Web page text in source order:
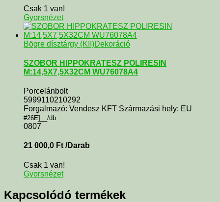
Csak 1 van!
Gyorsnézet
Bögre dísztárgy (KII)Dekoráció
SZOBOR HIPPOKRATESZ POLIRESIN
M:14,5X7,5X32CM WU76078A4
Porcelánbolt
5999110210292
Forgalmazó: Vendesz KFT Származási hely: EU
#26E]__/db
0807
21 000,0 Ft /Darab
Csak 1 van!
Gyorsnézet
Kapcsolódó termékek